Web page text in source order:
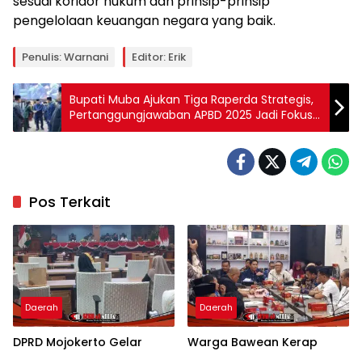
pengelolaan keuangan negara yang baik.
Penulis: Warnani Editor: Erik
Bupati Muba Ajukan Tiga Raperda Strategis,
Pertanggungjawaban APBD 2025 Jadi Fokus
Utama
Pos Terkait
Daerah
DPRD Mojokerto Gelar
Daerah
Warga Bawean Kerap